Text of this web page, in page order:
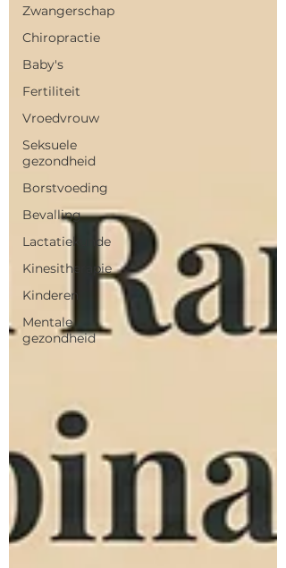
Zwangerschap
Chiropractie
Baby's
Fertiliteit
Vroedvrouw
Seksuele
gezondheid
Borstvoeding
Bevalling
Lactatiekunde
Kinesitherapie
Kinderen
Mentale
gezondheid